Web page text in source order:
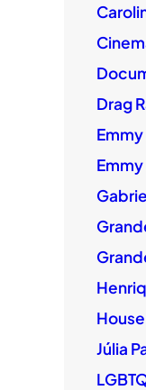
Drag
Júlia